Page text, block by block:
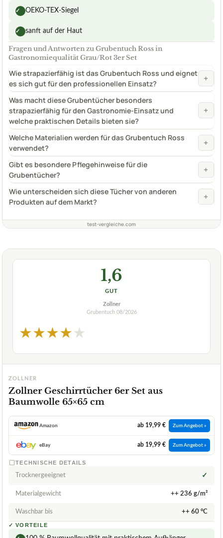
✓ OEKO-TEX-Siegel
✓ sanft auf der Haut
Fragen und Antworten zu Grubentuch Ross in
Gastronomiequalität Grau/Rot 3er Set
Wie strapazierfähig ist das Grubentuch Ross und eignet
es sich gut für den professionellen Einsatz?
+
Was macht diese Grubentücher besonders
strapazierfähig für den Gastronomie-Einsatz und
welche praktischen Details bieten sie?
+
Welche Materialien werden für das Grubentuch Ross
verwendet?
+
Gibt es besondere Pflegehinweise für die
Grubentücher?
+
Wie unterscheiden sich diese Tücher von anderen
Produkten auf dem Markt?
+
test-vergleiche.com
1,6
GUT
Zollner
Grubentuch 08/2026
★★★★★
ZOLLNER
Zollner Geschirrtücher 6er Set aus
Baumwolle 65×65 cm
Amazon ab 19,99 € Zum Angebot »
eBay ab 19,99 € Zum Angebot »
TECHNISCHE DETAILS
Trocknergeeignet ✓
Materialgewicht ++ 236 g/m²
Waschbar bis ++ 60 °C
✓ VORTEILE